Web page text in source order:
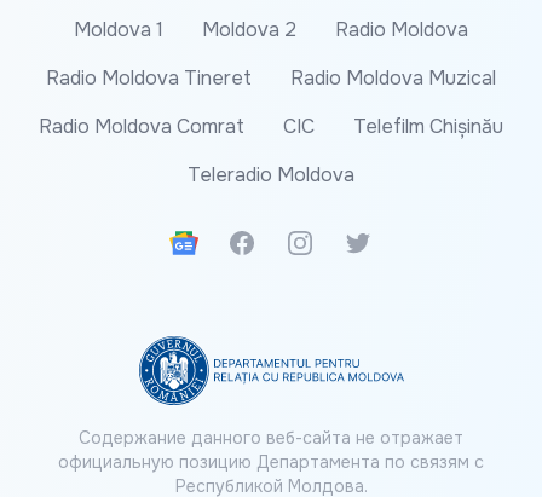
Moldova 1 Moldova 2
Radio Moldova
Radio Moldova Tineret
Radio Moldova Muzical
Radio Moldova Comrat
CIC
Telefilm Chișinău
Teleradio Moldova
Google News
FacebookInstagramTwitter
Содержание данного веб-сайта не отражает
официальную позицию Департамента по связям с
Республикой Молдова.